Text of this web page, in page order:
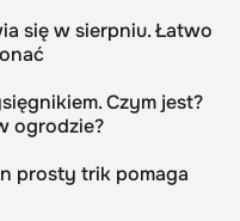
się w sierpniu. Łatwo
Czym jest?
ogrodzie?
prosty trik pomaga